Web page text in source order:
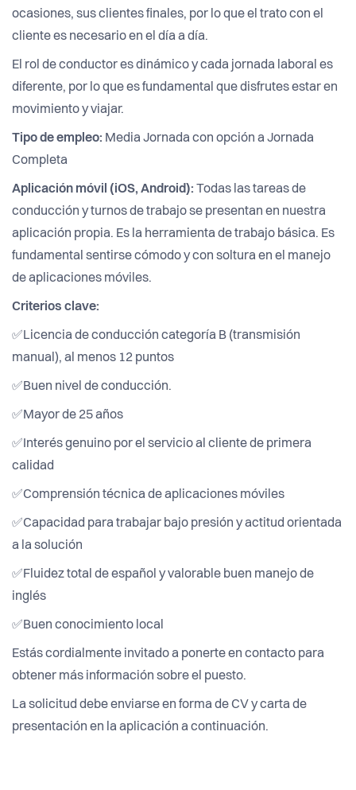
ocasiones, sus clientes finales, por lo que el trato con el
cliente es necesario en el día a día.
El rol de conductor es dinámico y cada jornada laboral es
diferente, por lo que es fundamental que disfrutes estar en
movimiento y viajar.
Tipo de empleo: Media Jornada con opción a Jornada
Completa
Aplicación móvil (iOS, Android): Todas las tareas de
conducción y turnos de trabajo se presentan en nuestra
aplicación propia. Es la herramienta de trabajo básica. Es
fundamental sentirse cómodo y con soltura en el manejo
de aplicaciones móviles.
Criterios clave:
✅Licencia de conducción categoría B (transmisión
manual), al menos 12 puntos
✅Buen nivel de conducción.
✅Mayor de 25 años
✅Interés genuino por el servicio al cliente de primera
calidad
✅Comprensión técnica de aplicaciones móviles
✅Capacidad para trabajar bajo presión y actitud orientada
a la solución
✅Fluidez total de español y valorable buen manejo de
inglés
✅Buen conocimiento local
Estás cordialmente invitado a ponerte en contacto para
obtener más información sobre el puesto.
La solicitud debe enviarse en forma de CV y carta de
presentación en la aplicación a continuación.